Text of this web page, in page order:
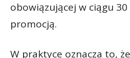
obowiązującej w ciągu
promocją.
W praktyce oznacza to,